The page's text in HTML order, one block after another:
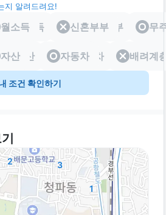
지 알려드려요!
월소득 신혼부부
월소득 신혼부부 무
자산 자동차 배려
자산 자동차 배려계
조건 확인하기
2 3
1